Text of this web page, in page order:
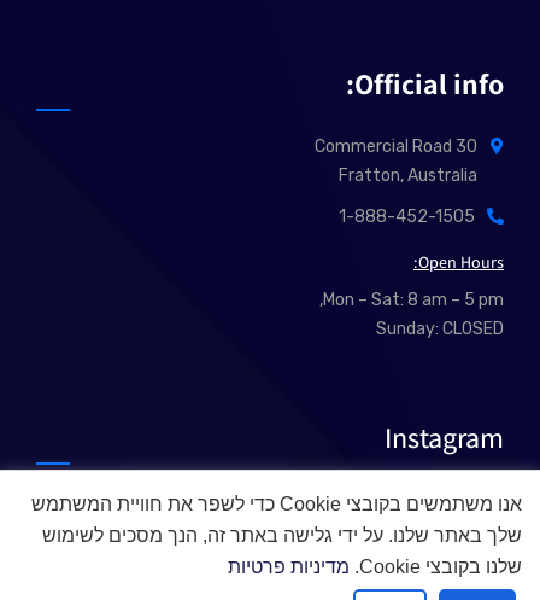
Official info:
30 Commercial Road
Fratton, Australia
1-888-452-1505
Open Hours:
Mon – Sat: 8 am – 5 pm,
Sunday: CLOSED
Instagram
אנו משתמשים בקובצי Cookie כדי לשפר את חוויית המשתמש
שלך באתר שלנו. על ידי גלישה באתר זה, הנך מסכים לשימוש
שלנו בקובצי Cookie.
מדיניות פרטיות